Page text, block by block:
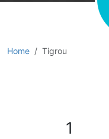
Home Tigrou
1